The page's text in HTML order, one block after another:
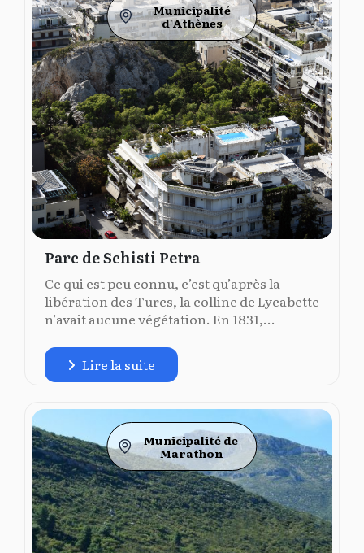
Municipalité
d'Athènes
Parc de Schisti Petra
Ce qui est peu connu, c’est qu’après la
libération des Turcs, la colline de Lycabette
n’avait aucune végétation. En 1831,...
Lire la suite
Municipalité de
Marathon